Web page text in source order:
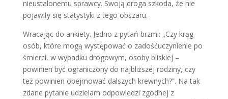
nieustalonemu sprawcy. Swoją droga szkoda, że nie
pojawiły się statystyki z tego obszaru.
Wracając do ankiety. Jedno z pytań brzmi: „Czy krąg
osób, które mogą występować o zadośćuczynienie po
śmierci, w wypadku drogowym, osoby bliskiej –
powinien być ograniczony do najbliższej rodziny, czy
też powinien obejmować dalszych krewnych?”. Na tak
zdane pytanie udzielam odpowiedzi zgodnej z